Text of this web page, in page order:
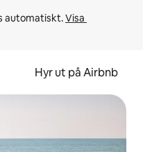
automatiskt. Visa
Hyr ut på Airbnb